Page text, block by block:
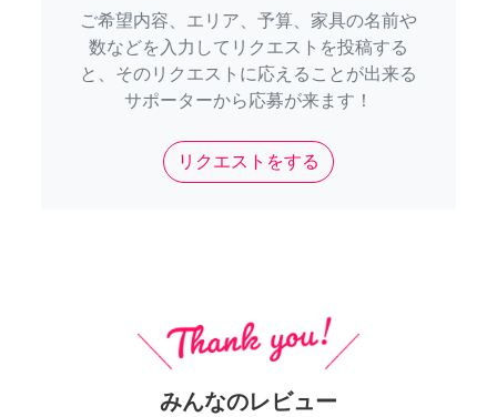
ご希望内容、エリア、予算、家具の名前や
数などを入力してリクエストを投稿する
と、そのリクエストに応えることが出来る
サポーターから応募が来ます！
リクエストをする
みんなのレビュー